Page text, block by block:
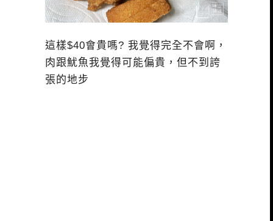
這樣$40會貴嗎? 我覺得完全不會啊，
肉跟魷魚我覺得可能偏貴，但不到誇
張的地步